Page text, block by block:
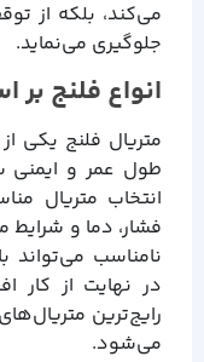
می‌کند، بلکه از
جلوگیری می‌نماید.
انواع فلنج
متریال فلنج یکی
طول عمر و
انتخاب متریال
فشار، دما و شرایط
نامناسب
در نهایت از
رایج‌ترین
می‌شود.